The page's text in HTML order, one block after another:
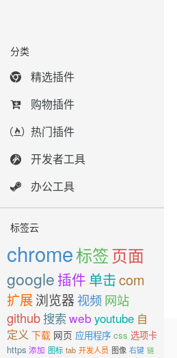
分类
精选插件
购物插件
热门插件
开发者工具
办公工具
标签云
chrome标签页面
google 插件 单击com
扩展浏览器 视频网站
github搜索web youtube 自
定义 下载 网页 应用程序 css 选项卡
https 添加 图标 tab 开发人员 图像 右键 链